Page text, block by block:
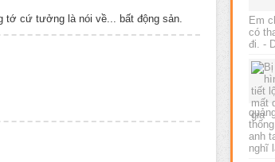
tớ cứ tưởng là nói về... bất động sản.
Em
có
đi. -
anh
nghĩ